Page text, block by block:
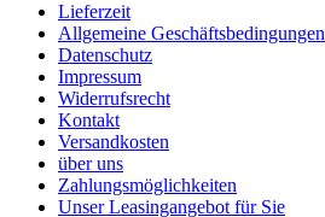
Lieferzeit
Allgemeine Geschäftsbedingungen
Datenschutz
Impressum
Widerrufsrecht
Kontakt
Versandkosten
über uns
Zahlungsmöglichkeiten
Unser Leasingangebot für Sie